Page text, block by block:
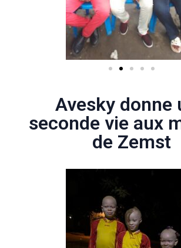
Avesky donne
seconde vie aux
de Zemst